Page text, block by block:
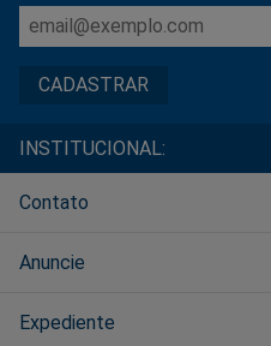
INSTITUCIONAL:
Contato
Anuncie
Expediente